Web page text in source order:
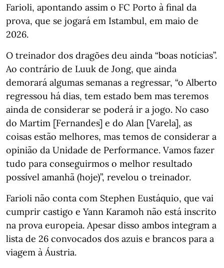
Farioli, apontando assim o FC Porto à final da
prova, que se jogará em Istambul, em maio de
2026.
O treinador dos dragões deu ainda “boas notícias”.
Ao contrário de Luuk de Jong, que ainda
demorará algumas semanas a regressar, “o Alberto
regressou há dias, tem estado bem mas teremos
ainda de considerar se poderá ir a jogo. No caso
do Martim [Fernandes] e do Alan [Varela], as
coisas estão melhores, mas temos de considerar a
opinião da Unidade de Performance. Vamos fazer
tudo para conseguirmos o melhor resultado
possível amanhã (hoje)”, revelou o treinador.
Farioli não conta com Stephen Eustáquio, que vai
cumprir castigo e Yann Karamoh não está inscrito
na prova europeia. Apesar disso ambos integram a
lista de 26 convocados dos azuis e brancos para a
viagem à Áustria.